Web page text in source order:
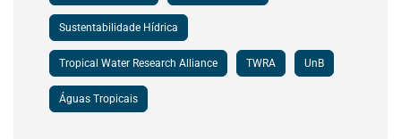
Sustentabilidade Hídrica
Tropical Water Research Alliance TWRA UnB
Águas Tropicais